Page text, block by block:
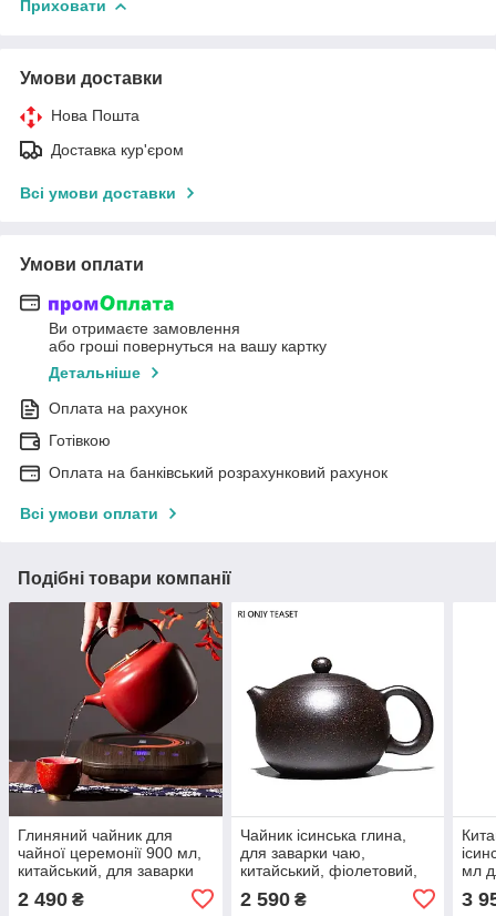
Приховати
Умови доставки
Нова Пошта
Доставка кур'єром
Всі умови доставки
Умови оплати
Ви отримаєте замовлення
або гроші повернуться на вашу картку
Детальніше
Оплата на рахунок
Готівкою
Оплата на банківський розрахунковий рахунок
Всі умови оплати
Подібні товари компанії
Глиняний чайник для
чайної церемонії 900 мл,
китайський, для заварки
великий, Червоний
2 490 ₴
Чайник ісинська глина,
для заварки чаю,
китайський, фіолетовий,
заварювальний, з глини
2 590₴
мл
3